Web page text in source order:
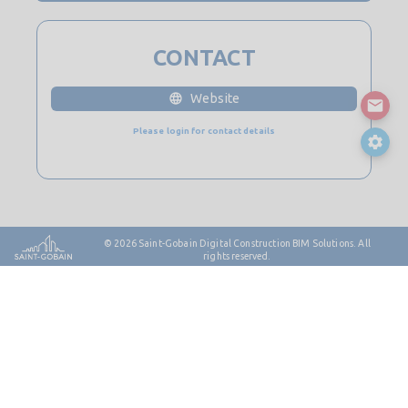
CONTACT
Website
Please login for contact details
© 2026 Saint-Gobain Digital Construction BIM Solutions. All
rights reserved.